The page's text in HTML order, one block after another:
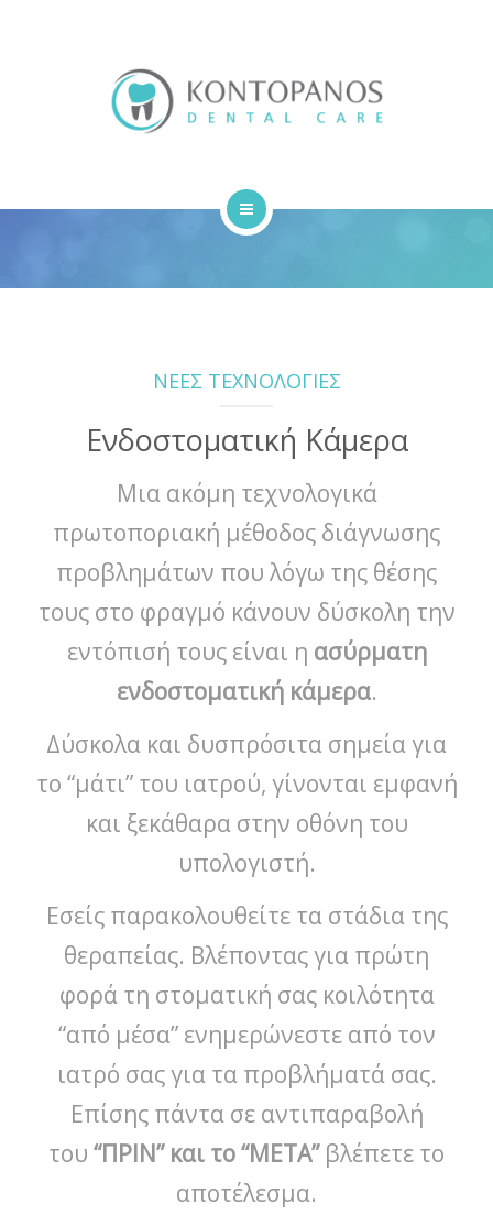
ΥΠΗΡΕΣΙΕΣ
ΕΠΙΚΟΙΝΩΝΙΑ
ΝΕΕΣ ΤΕΧΝΟΛΟΓΙΕΣ
Ενδοστοματική Κάμερα
Μια ακόμη τεχνολογικά
πρωτοποριακή μέθοδος διάγνωσης
προβλημάτων που λόγω της θέσης
τους στο φραγμό κάνουν δύσκολη την
εντόπισή τους είναι η ασύρματη
ενδοστοματική κάμερα.
Δύσκολα και δυσπρόσιτα σημεία για
το “μάτι” του ιατρού, γίνονται εμφανή
και ξεκάθαρα στην οθόνη του
υπολογιστή.
Εσείς παρακολουθείτε τα στάδια της
θεραπείας. Βλέποντας για πρώτη
φορά τη στοματική σας κοιλότητα
“από μέσα” ενημερώνεστε από τον
ιατρό σας για τα προβλήματά σας.
Επίσης πάντα σε αντιπαραβολή
του “ΠΡΙΝ” και το “ΜΕΤΑ” βλέπετε το
αποτέλεσμα.